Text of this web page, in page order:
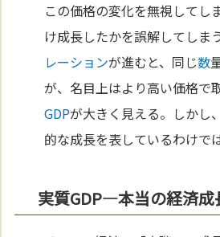
この価格の変化を無視してし
け成長したかを誤解してしま
レーションが進むと、同じ数
が、名目上はより高い価格で
GDPが大きく見える。しかし
的な成長を表しているわけで
実質GDP—本当の経済成